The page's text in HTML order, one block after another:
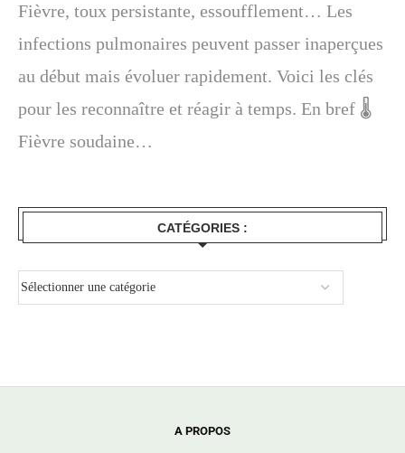
Fièvre, toux persistante, essoufflement… Les
infections pulmonaires peuvent passer inaperçues
au début mais évoluer rapidement. Voici les clés
pour les reconnaître et réagir à temps. En bref 🌡️
Fièvre soudaine…
CATÉGORIES :
A PROPOS